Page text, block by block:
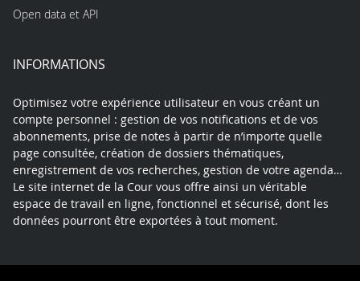
Open data et API
INFORMATIONS
Optimisez votre expérience utilisateur en vous créant un
compte personnel : gestion de vos notifications et de vos
abonnements, prise de notes à partir de n’importe quelle
page consultée, création de dossiers thématiques,
enregistrement de vos recherches, gestion de votre agenda…
Le site internet de la Cour vous offre ainsi un véritable
espace de travail en ligne, fonctionnel et sécurisé, dont les
données pourront être exportées à tout moment.